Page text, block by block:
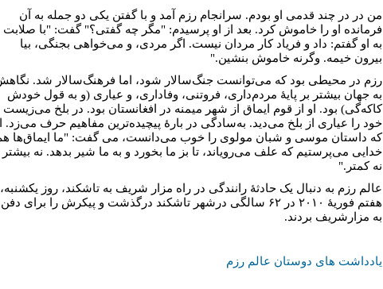
من در در چند قدمی او بودم. سرانجام رزم آمد و با گفتن یکی دو جمله به آن
فرمانده او را خاموش کرد. بعد از او پرسیدم: "مگر چه گفتی؟" گفت: "با صلابت
به او گفتم: داد و فریاد کار مردان نیست. اگر مردی، و می‌خواهی بجنگی، بیا
بیرون خیمه. وگرنه خاموش بنشین."
رزم در محیطی بود که می‌توانست جنگ‌سالار شود، اما فرهنگ‌سالار شد.
به جهان بیشتر بر پایۀ مردم‌داری، فروتنی، وفاداری، و عیاری (و به قول خودش
کاکه‌گی) بود. او از قوم ایماق از شهر میمنه در افغانستان بود. در بلخ می‌زیست
خود را عیاری از بلخ می‌دید. به‌سادگی در بارۀ پیچیده‌ترین مفاهیم حرف می‌زد.
که داستان موسی و شبان مولوی را خوب می‌دانست، می گفت: "ما ایماق‌ها
خدایی می‌پرستیم که علف می‌رویاند، تا بز ما بخورد و به ما شیر بدهد. نه بیشتر
نه کمتر."
عالم رزم به دنبال یک حادثۀ رانندگی در راه مزار شریف به تاشکند، روز یکشنبه،
هفتم فوریۀ ۲۰۱۰ در ۶۲ سالگی درشهر تاشکند درگذشت و پیکرش را برای دفن
به مزارشریف بردند.
یادداشت های دوستان عالم رزم